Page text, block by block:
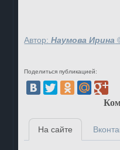
Автор:Наумова Ирина
Поделиться публикацией:
На сайте